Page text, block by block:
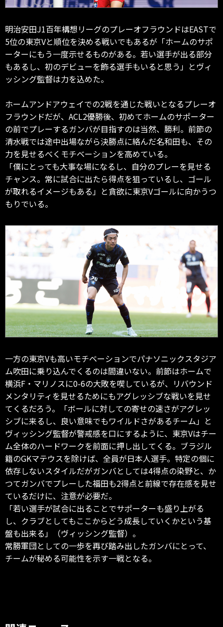
明治安田J1百年構想リーグのプレーオフラウンドはEASTで
5位の東京Vと順位を決める戦いでもあるが「ホームのサポ
ーターにもう一度示せるものがある。若い選手が出る部分
もあるし、初のデビューを飾る選手もいると思う」とヴィ
ッシング監督は力を込めた。
ホームアンドアウェイでの2戦を通じた戦いとなるプレーオ
フラウンドだが、ACL2優勝後、初めてホームのサポーター
の前でプレーするガンバが目指すのは当然、勝利。前節の
清水戦では途中出場ながら決勝点に絡んだ名和田も、その
力を見せるべくモチベーションを高めている。
「僕にとっても大事な場になるし、自分のプレーを見せる
チャンス。常に試合に出たら得点を狙っているし、ゴール
が取れるイメージもある」と貪欲に東京Vゴールに向かうつ
もりでいる。
一方の東京Vも高いモチベーションでパナソニックスタジア
ム吹田に乗り込んでくるのは間違いない。前節はホームで
横浜F・マリノスに0-6の大敗を喫しているが、リバウンド
メンタリティを見せるためにもアグレッシブな戦いを見せ
てくるだろう。「ボールに対しての寄せの速さがアグレッ
シブに来るし、良い意味でもワイルドさがあるチーム」と
ヴィッシング監督が警戒感を口にするように、東京Vはチー
ム全体のハードワークを前面に押し出してくる。ブラジル
籍のGKマテウスを除けば、全員が日本人選手。特定の個に
依存しないスタイルだがガンバとしては4得点の染野と、か
つてガンバでプレーした福田も2得点と前線で存在感を見せ
ているだけに、注意が必要だ。
「若い選手が試合に出ることでサポーターも盛り上がる
し、クラブとしてもここからどう成長していくかという基
盤も出来る」（ヴィッシング監督）。
常勝軍団としての一歩を再び踏み出したガンバにとって、
チームが秘める可能性を示す一戦となる。